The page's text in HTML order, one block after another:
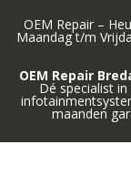
OEM Repair –
Maandag t/m
OEM Repair
Dé specialist
maanden